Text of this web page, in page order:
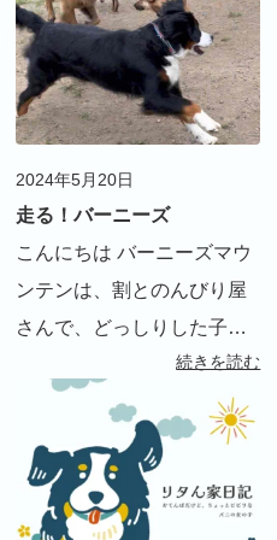
2024年5月20日
走る！バーニーズ
こんにちは バーニーズマウ
ンテンは、割とのんびり屋
さんで、どっしりした子が
多いです 遊ぶにも走り回る
イメージはあまりない犬種
なのですが、リタは周りの
方に「こんなに動くバーニ
ーズ初めて見た」とよく言
続きを読む